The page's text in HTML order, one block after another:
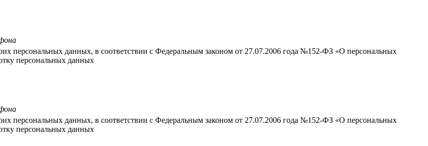
персональных данных, в соответствии с Федеральным законом от 27.07.2006 года №152-ФЗ «О персональных
персональных данных
персональных данных, в соответствии с Федеральным законом от 27.07.2006 года №152-ФЗ «О персональных
персональных данных